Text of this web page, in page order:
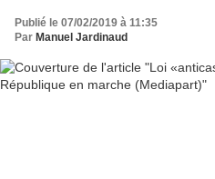
Publié le 07/02/2019 à 11:35
Par Manuel Jardinaud